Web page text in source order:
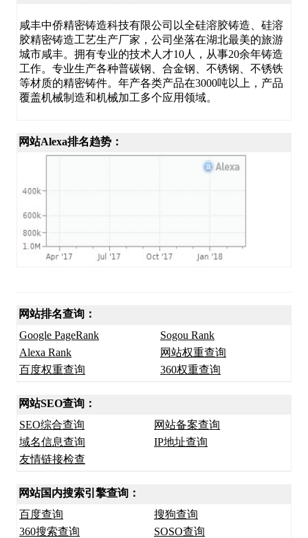
咸丰中侨精密铸造科技有限公司以全硅溶胶铸造、硅溶
胶精密铸造工艺生产厂家，公司坐落在湖北最美的旅游
城市咸丰。拥有专业的技术人才10人，从事20余年铸造
工作。专业生产各种普碳钢、合金钢、不锈钢、不锈铁
等材质的精密铸件。年产各类产品在3000吨以上，产品
覆盖机械制造和机械加工多个应用领域。
网站Alexa排名趋势：
网站排名查询：
Google PageRank
Sogou Rank
Alexa Rank
网站权重查询
百度权重查询
360权重查询
网站SEO查询：
SEO综合查询
网站备案查询
域名信息查询
IP地址查询
友情链接检查
网站国内搜索引擎查询：
百度查询
搜狗查询
360搜索查询
SOSO查询